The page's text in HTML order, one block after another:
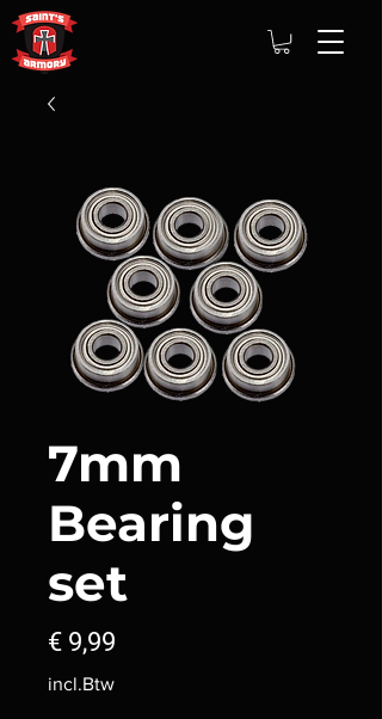
7mm
Bearing
set
€ 9,99
incl.Btw